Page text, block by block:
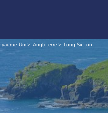
Uni Angleterre Long Sutton